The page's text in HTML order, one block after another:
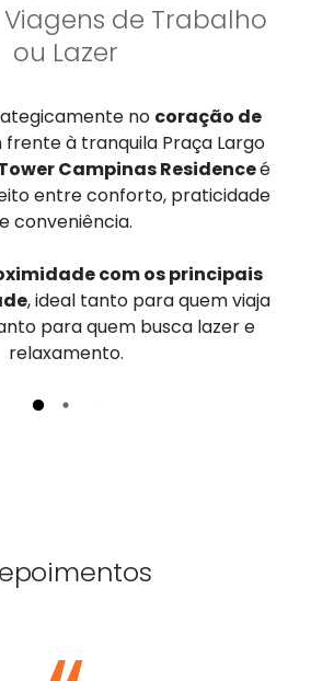
de Trabalho
ou Lazer
no coração de
frente à tranquila Praça Largo
Campinas Residenceé
entre conforto, praticidade
e conveniência.
com os principais
, ideal tanto para quem viaja
para quem busca lazer e
relaxamento.